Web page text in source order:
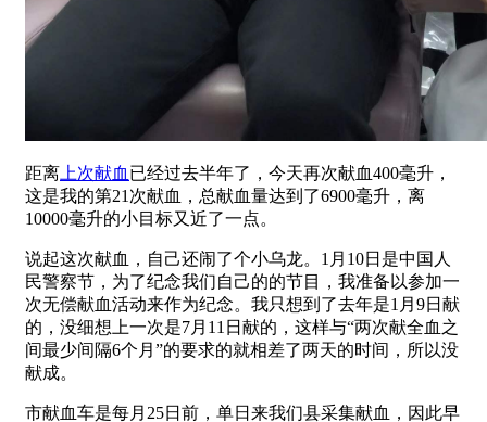
距离 上次献血 已经过去半年了，今天再次献血400毫升，
这是我的第21次献血，总献血量达到了6900毫升，离
10000毫升的小目标又近了一点。
说起这次献血，自己还闹了个小乌龙。1月10日是中国人
民警察节，为了纪念我们自己的的节目，我准备以参加一
次无偿献血活动来作为纪念。我只想到了去年是1月9日献
的，没细想上一次是7月11日献的，这样与“两次献全血之
间最少间隔6个月”的要求的就相差了两天的时间，所以没
献成。
市献血车是每月25日前，单日来我们县采集献血，因此早